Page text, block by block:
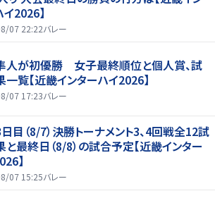
2026】
07 22:22バレー
人が初優勝 女子最終順位と個人賞、試
覧【近畿インターハイ2026】
07 17:23バレー
目（8/7）決勝トーナメント3、4回戦全12試
最終日（8/8）の試合予定【近畿インター
】
07 15:25バレー